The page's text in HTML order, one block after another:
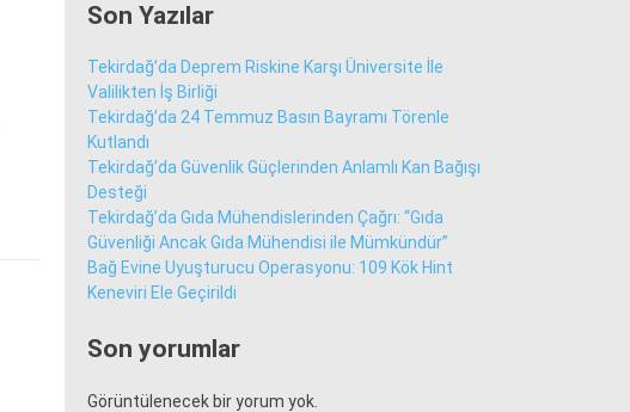
Sür Manşet
Son Yazılar
Tekirdağ’da Deprem Riskine Karşı Üniversite İle
Valilikten İş Birliği
Tekirdağ’da 24 Temmuz Basın Bayramı Törenle
Kutlandı
Tekirdağ’da Güvenlik Güçlerinden Anlamlı Kan Bağışı
Desteği
Tekirdağ’da Gıda Mühendislerinden Çağrı: “Gıda
Güvenliği Ancak Gıda Mühendisi ile Mümkündür”
Bağ Evine Uyuşturucu Operasyonu: 109 Kök Hint
Keneviri Ele Geçirildi
Son yorumlar
Görüntülenecek bir yorum yok.